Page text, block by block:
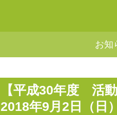
お知
【平成30年度 活
2018年9月2日（日